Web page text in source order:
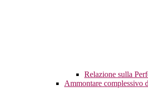
Relazione sulla
Ammontare complessivo